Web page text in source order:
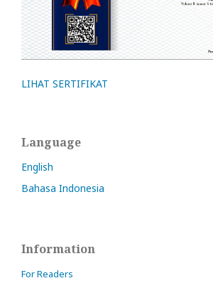
LIHAT SERTIFIKAT
Language
English
Bahasa Indonesia
Information
For Readers